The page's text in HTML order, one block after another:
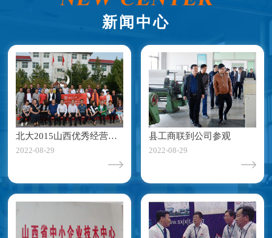
新闻中心
北大2015山西优秀经营者研修班全体同学莅临我公司
2022-08-29
县工商联到公司参观
2022-08-29